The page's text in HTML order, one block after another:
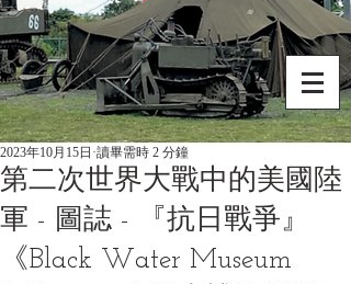
第二次世界大戰中的美國陸
軍 - 圖誌 - 『抗日戰爭』
《Black Water Museum
2023年10月15日 讀畢需時 2 分鐘